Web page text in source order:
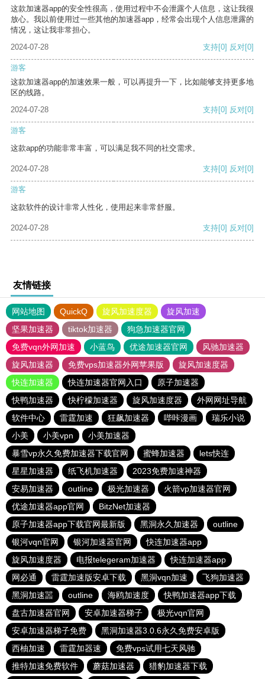
这款加速器app的安全性很高，使用过程中不会泄露个人信息，这让我很
放心。我以前使用过一些其他的加速器app，经常会出现个人信息泄露的
情况，这让我非常担心。
2024-07-28
支持[0] 反对[0]
游客
这款加速器app的加速效果一般，可以再提升一下，比如能够支持更多地
区的线路。
2024-07-28
支持[0] 反对[0]
游客
这款app的功能非常丰富，可以满足我不同的社交需求。
2024-07-28 支持[0] 反对[0]
游客
这款软件的设计非常人性化，使用起来非常舒服。
2024-07-28 支持[0] 反对[0]
友情链接
网站地图 QuickQ 旋风加速度器
旋风加速
坚果加速器
tiktok加速器
狗急加速器官网
免费vqn外网加速
小蓝鸟 优途加速器官网
风驰加速器
旋风加速器
免费vps加速器外网苹果版
旋风加速度器
快连加速器
快连加速器官网入口
原子加速器
快鸭加速器
快柠檬加速器 旋风加速度器
外网网址导航
软件中心
雷霆加速 狂飙加速器 哔咔漫画
瑞乐小说
小美
小美vpn
小美加速器
暴雪vp永久免费加速器下载官网
蜜蜂加速器
lets快连
星星加速器
纸飞机加速器
2023免费加速神器
安易加速器
outline 极光加速器
火箭vp加速器官网
优途加速器app官网
BitzNet加速器
原子加速器app下载官网最新版
黑洞永久加速器
outline
银河vqn官网
银河加速器官网
快连加速器app
旋风加速度器
电报telegeram加速器
快连加速器app
网必通
雷霆加速版安卓下载 黑洞vqn加速
飞狗加速器
黑洞加速噐
outline 海鸥加速度
快鸭加速器app下载
盘古加速器官网
安卓加速器梯子
极光vqn官网
安卓加速器梯子免费
黑洞加速器3.0.6永久免费安卓版
西柚加速
雷霆加器速
免费vps试用七天风驰
推特加速免费软件
蘑菇加速器 猎豹加速器下载